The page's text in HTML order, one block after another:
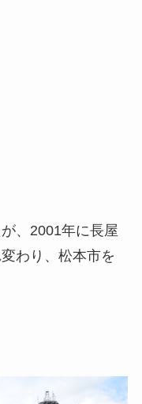
、2001年に長屋
わり、松本市を